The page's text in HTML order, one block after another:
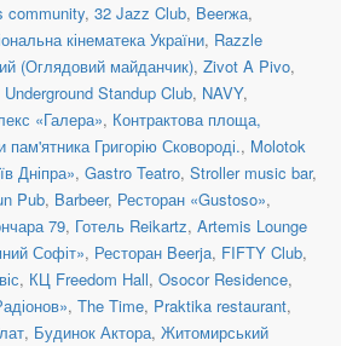
community, 32 Jazz Club, Beerжа,
кінематека України, Razzle
(Оглядовий майданчик), Zivot A Pivo,
Underground Standup Club, NAVY,
«Галера», Контрактова площа,
пам'ятника Григорію Сковороді., Molotok
Дніпра», Gastro Teatro, Stroller music bar,
Pub, Barbeer, Ресторан «Gustoso»,
79, Готель Reikartz, Artemis Lounge
Софіт», Ресторан Beerja, FIFTY Club,
, КЦ Freedom Hall, Osocor Residence,
, The Time, Praktika restaurant,
, Будинок Актора, Житомирський